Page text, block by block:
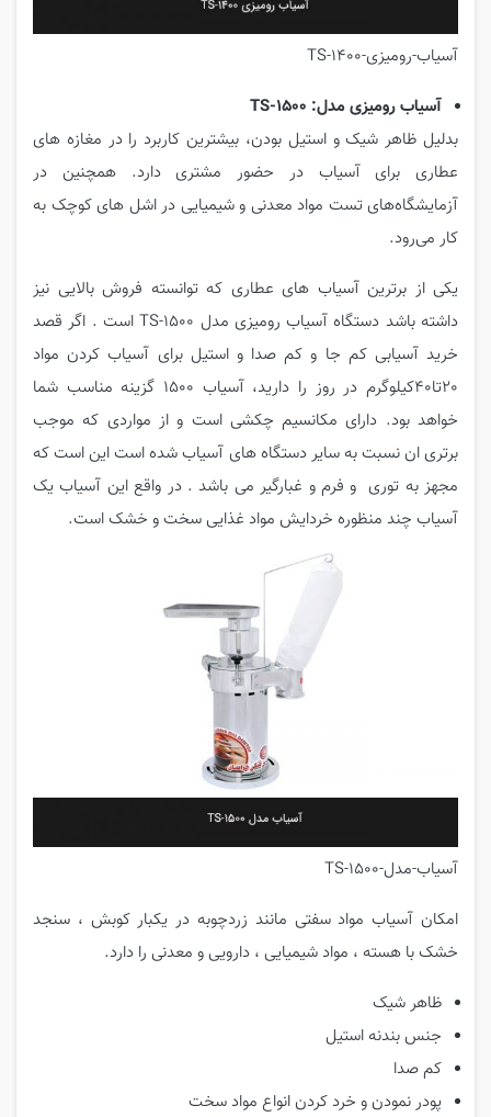
آسیاب-رومیزی-TS-1400
آسیاب رومیزی مدل: TS-1500
بدلیل ظاهر شیک و استیل بودن، بیشترین کاربرد را در مغازه های
عطاری برای آسیاب در حضور مشتری دارد. همچنین در
آزمایشگاه‌های تست مواد معدنی و شیمیایی در اشل های کوچک به
کار می‌رود.
یکی از برترین آسیاب های عطاری که توانسته فروش بالایی نیز
داشته باشد دستگاه آسیاب رومیزی مدل TS-1500 است . اگر قصد
خرید آسیابی کم جا و کم صدا و استیل برای آسیاب کردن مواد
20تا40کیلوگرم در روز را دارید، آسیاب 1500 گزینه مناسب شما
خواهد بود. دارای مکانسیم چکشی است و از مواردی که موجب
برتری ان نسبت به سایر دستگاه های آسیاب شده است این است که
مجهز به توری و فرم و غبارگیر می باشد . در واقع این آسیاب یک
آسیاب چند منظوره خردایش مواد غذایی سخت و خشک است.
آسیاب-مدل-TS-1500
امکان آسیاب مواد سفتی مانند زردچوبه در یکبار کوبش ، سنجد
خشک با هسته ، مواد شیمیایی ، دارویی و معدنی را دارد.
ظاهر شیک
جنس بندنه استیل
کم صدا
پودر نمودن و خرد کردن انواع مواد سخت